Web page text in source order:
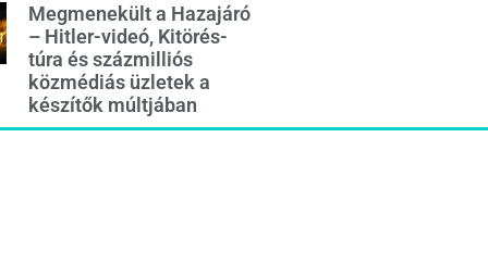
Megmenekült a Hazajáró
– Hitler-videó, Kitörés-
túra és százmilliós
közmédiás üzletek a
készítők múltjában